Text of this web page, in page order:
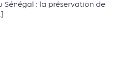
Sénégal : la préservation de